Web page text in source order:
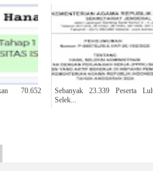
70.652
Sebanyak 23.339 Peserta
Selek...